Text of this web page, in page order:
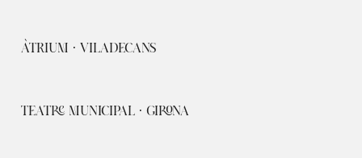
ÀTRIUM · VILADECANS
TEATRE MUNICIPAL · GIRONA